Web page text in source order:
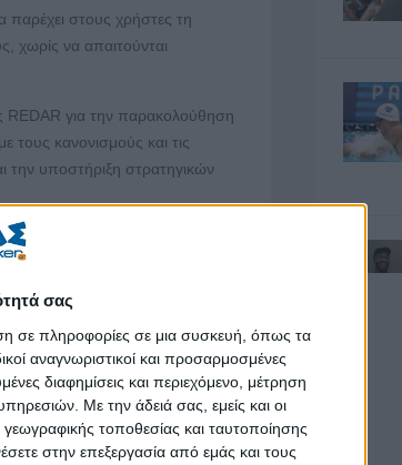
σας
σε πληροφορίες σε μια συσκευή, όπως τα
αναγνωριστικοί και προσαρμοσμένες
διαφημίσεις και περιεχόμενο, μέτρηση
Με την άδειά σας, εμείς και οι
τοποθεσίας και ταυτοποίησης
στην επεξεργασία από εμάς και τους
παρέχει στους χρήστες τη
χωρίς να απαιτούνται
REDAR για την παρακολούθηση
κανονισμούς και τις
την υποστήριξη στρατηγικών
μετρήσεων σε
διαστημικές αποστολές. Αυτή η
Η τεχνολογία αυτή
σε διαστημικές χρήσεις.
εκπομπές αερίων του
βιώσιμων πρακτικών.
ουσιαστική μείωση